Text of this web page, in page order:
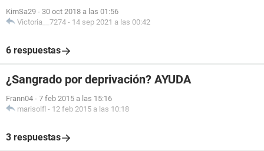
KimSa29 - 30 oct 2018 a las 01:56
Victoria__7274 - 14 sep 2021 a las 00:42
6 respuestas
¿Sangrado por deprivación? AYUDA
Frann04 - 7 feb 2015 a las 15:16
marisolfl - 12 feb 2015 a las 10:18
3 respuestas